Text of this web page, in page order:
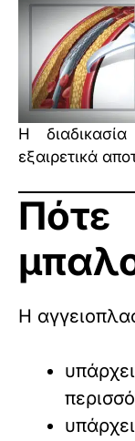
Η
εξαιρετικά
Πότε
Η